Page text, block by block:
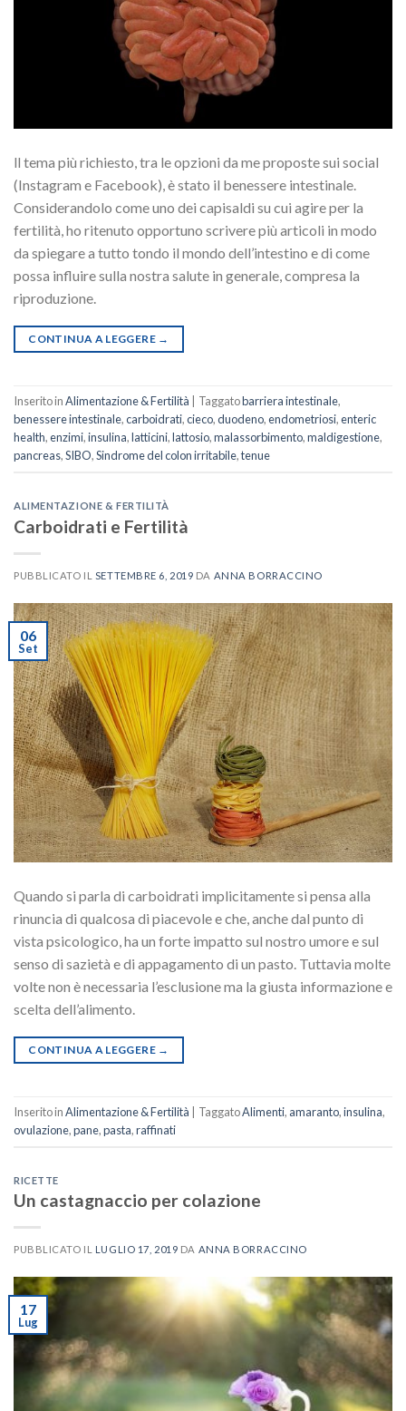
ll tema più richiesto, tra le opzioni da me proposte sui social
(Instagram e Facebook), è stato il benessere intestinale.
Considerandolo come uno dei capisaldi su cui agire per la
fertilità, ho ritenuto opportuno scrivere più articoli in modo
da spiegare a tutto tondo il mondo dell’intestino e di come
possa influire sulla nostra salute in generale, compresa la
riproduzione.
CONTINUA A LEGGERE →
Inserito inAlimentazione & Fertilità Taggatobarriera intestinale,
benessere intestinale,carboidrati,cieco,duodeno,endometriosi,enteric
health,enzimi,insulina,latticini,lattosio,malassorbimento,maldigestione,
pancreas,SIBO,Sindrome del colon irritabile,tenue
ALIMENTAZIONE & FERTILITÀ
Carboidrati e Fertilità
PUBBLICATO IL SETTEMBRE 6, 2019 DA ANNA BORRACCINO
06
Set
Quando si parla di carboidrati implicitamente si pensa alla
rinuncia di qualcosa di piacevole e che, anche dal punto di
vista psicologico, ha un forte impatto sul nostro umore e sul
senso di sazietà e di appagamento di un pasto. Tuttavia molte
volte non è necessaria l’esclusione ma la giusta informazione e
scelta dell’alimento.
CONTINUA A LEGGERE →
Inserito inAlimentazione & Fertilità TaggatoAlimenti, amaranto,insulina,
ovulazione,pane,pasta,raffinati
RICETTE
Un castagnaccio per colazione
PUBBLICATO IL LUGLIO 17, 2019 DA ANNA BORRACCINO
17
Lug